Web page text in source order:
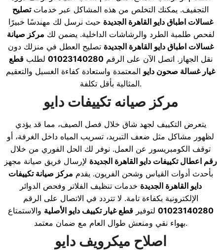
التجفيف. يمكنك التخلص من هذه المشاكل عبر خدماتتصليح
غسالات اطباق دايو القاهرة الجديدة حيث نرسل لك مهندسًا خبيرًا
لفحص طلمبة الطرد والرشاشات الداخلية. يضمن لك مركز صيانة
غسالات اطباق دايو القاهرة الجديدة تصليح العطل في منزلك دون
نقل الجهاز. اتصل الآن على الرقم01023140280 لطلبقطع
غيار غسالة صحون دايو المعتمدة واستعادة كفاءة الغسيل والتعقيم
المثالية بأقل تكلفة.
مركز صيانه تكييفات دايو
يتعرض التكييف لجهد شاق خلال فصل الصيف، مما قد يؤدي
لظهور مشاكل مثل ضعف التبريد، تسريب المياه داخل الغرفة، أو
توقف الكومبريسور عن العمل. نوفر لك الحل الفوري من خلال
رقم اعطال تكييفات دايو القاهرة الجديدة لإرسال فريق صيانة مجهز
بأحدث أدوات القياس وشحن الفريون. يقدم مركز صيانة تكييفات
دايو القاهرة الجديدة خدمات تنظيف الفلاتر وفحص الدوائر
الإلكترونية بكفاءة تامة. لا تتردد في الاتصال على الرقم
01023140280 لتوفيرقطع غيار تكييف دايو الأصلية والاستمتاع
بهواء نقي ومنعش طوال العام مع ضمان معتمد.
اصلاح ميكرويف دايو